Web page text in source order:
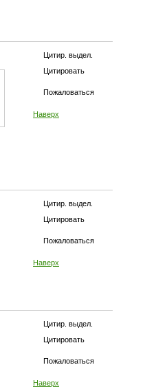
Цитир. выдел.
Цитировать
Пожаловаться
Наверх
Цитир. выдел.
Цитировать
Пожаловаться
Наверх
Цитир. выдел.
Цитировать
Пожаловаться
Наверх